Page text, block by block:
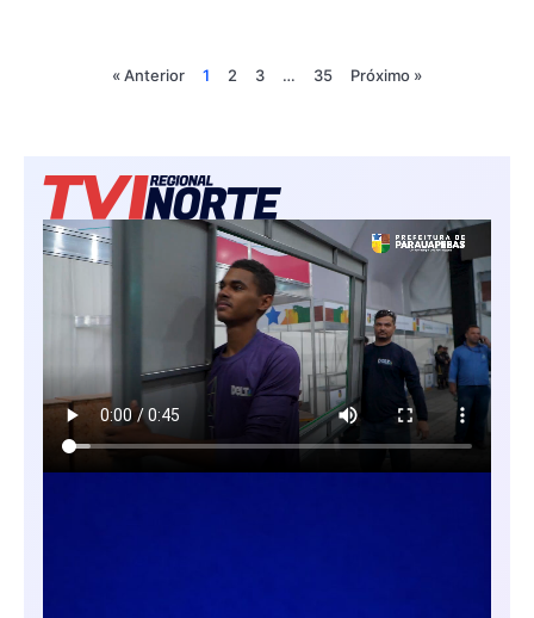
« Anterior 1 2 3 … 35 Próximo »